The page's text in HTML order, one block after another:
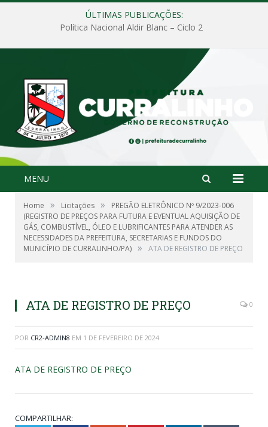
ÚLTIMAS PUBLICAÇÕES:
Política Nacional Aldir Blanc – Ciclo 2
MENU
Home » Licitações »
PREGÃO ELETRÔNICO Nº 9/2023-006
(REGISTRO DE PREÇOS PARA FUTURA E EVENTUAL AQUISIÇÃO DE
GÁS, COMBUSTÍVEL, ÓLEO E LUBRIFICANTES PARA ATENDER AS
NECESSIDADES DA PREFEITURA, SECRETARIAS E FUNDOS DO
MUNICÍPIO DE CURRALINHO/PA) » ATA DE REGISTRO DE PREÇO
ATA DE REGISTRO DE PREÇO 0
POR CR2-ADMIN8 EM 1 DE FEVEREIRO DE 2024
ATA DE REGISTRO DE PREÇO
COMPARTILHAR: